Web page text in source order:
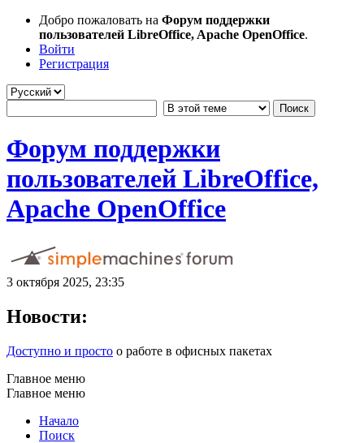
Добро пожаловать на Форум поддержки
пользователей LibreOffice, Apache OpenOffice.
Войти
Регистрация
Форум поддержки
пользователей LibreOffice,
Apache OpenOffice
3 октября 2025, 23:35
Новости:
Доступно и просто о работе в офисных пакетах
Главное меню
Главное меню
Начало
Поиск